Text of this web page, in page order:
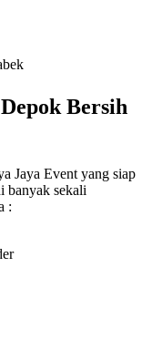
Bersih
Jaya Event yang siap
banyak sekali
: